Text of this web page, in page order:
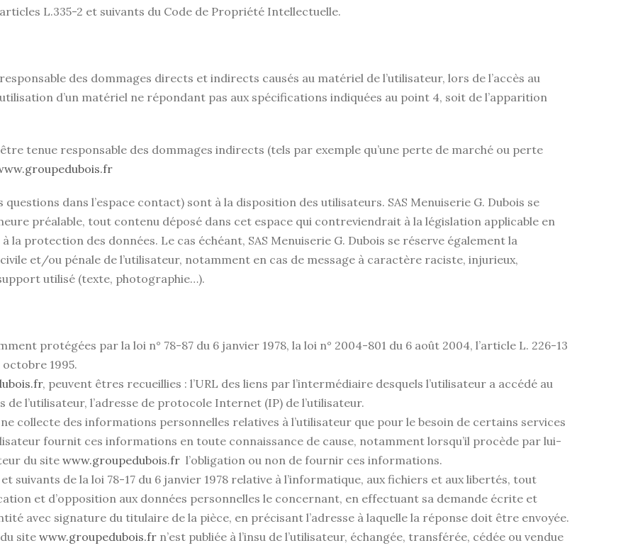
L.335-2 et suivants du Code de Propriété Intellectuelle.
des dommages directs et indirects causés au matériel de l’utilisateur, lors de l’accès au
d’un matériel ne répondant pas aux spécifications indiquées au point 4, soit de l’apparition
tenue responsable des dommages indirects (tels par exemple qu’une perte de marché ou perte
dans l’espace contact) sont à la disposition des utilisateurs. SAS Menuiserie G. Dubois se
préalable, tout contenu déposé dans cet espace qui contreviendrait à la législation applicable en
protection des données. Le cas échéant, SAS Menuiserie G. Dubois se réserve également la
et/ou pénale de l’utilisateur, notamment en cas de message à caractère raciste, injurieux,
utilisé (texte, photographie…).
protégées par la loi n° 78-87 du 6 janvier 1978, la loi n° 2004-801 du 6 août 2004, l’article L. 226-13
1995.
, peuvent êtres recueillies : l’URL des liens par l’intermédiaire desquels l’utilisateur a accédé au
de l’utilisateur, l’adresse de protocole Internet (IP) de l’utilisateur.
collecte des informations personnelles relatives à l’utilisateur que pour le besoin de certains services
fournit ces informations en toute connaissance de cause, notamment lorsqu’il procède par lui-
du sitewww.groupedubois.fr l’obligation ou non de fournir ces informations.
suivants de la loi 78-17 du 6 janvier 1978 relative à l’informatique, aux fichiers et aux libertés, tout
et d’opposition aux données personnelles le concernant, en effectuant sa demande écrite et
avec signature du titulaire de la pièce, en précisant l’adresse à laquelle la réponse doit être envoyée.
site www.groupedubois.fr n’est publiée à l’insu de l’utilisateur, échangée, transférée, cédée ou vendue